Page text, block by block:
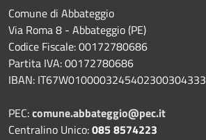
Comune di Abbateggio
Via Roma 8 - Abbateggio (PE)
Codice Fiscale: 00172780686
Partita IVA: 00172780686
IBAN: IT67W0100003245402300304333
PEC:comune.abbateggio@pec.it
Centralino Unico:085 8574223